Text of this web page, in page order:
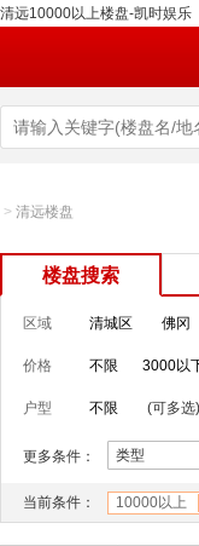
清远10000以上楼盘-凯时娱乐
> 清远楼盘
楼盘搜索
区域 清城区 佛冈
价格 不限 3000以
户型 不限 (可多选)
更多条件： 类型
当前条件： 10000以上